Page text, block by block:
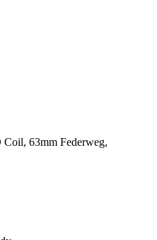
63mm Federweg,